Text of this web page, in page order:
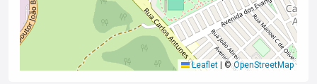
Leaflet | ©OpenStreetMap